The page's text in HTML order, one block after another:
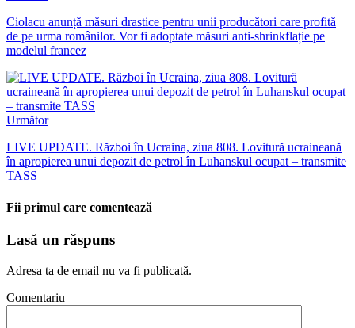
Ciolacu anunță măsuri drastice pentru unii producători care profită
de pe urma românilor. Vor fi adoptate măsuri anti-shrinkflație pe
modelul francez
Următor
LIVE UPDATE. Război în Ucraina, ziua 808. Lovitură ucraineană
în apropierea unui depozit de petrol în Luhanskul ocupat – transmite
TASS
Fii primul care comentează
Lasă un răspuns
Adresa ta de email nu va fi publicată.
Comentariu